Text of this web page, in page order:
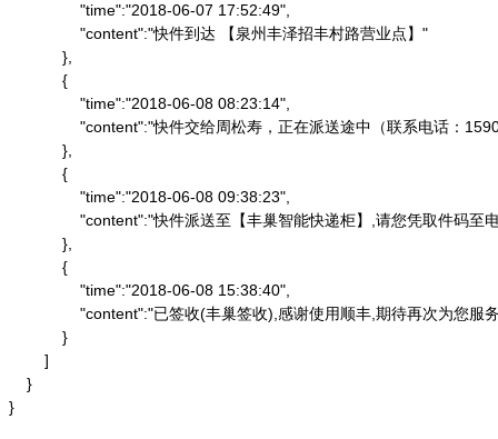
                "time":"2018-06-07 17:52:49",
                "content":"快件到达 【泉州丰泽招丰村路营业点】"
            },
            {
                "time":"2018-06-08 08:23:14",
"content":"快件交给周松寿，正在派送途中（联系电话：
            },
            {
                "time":"2018-06-08 09:38:23",
"content":"快件派送至【丰巢智能快递柜】,请您凭取件
            },
            {
                "time":"2018-06-08 15:38:40",
"content":"已签收(丰巢签收),感谢使用顺丰,期待再次为您服
            }
        ]
    }
}